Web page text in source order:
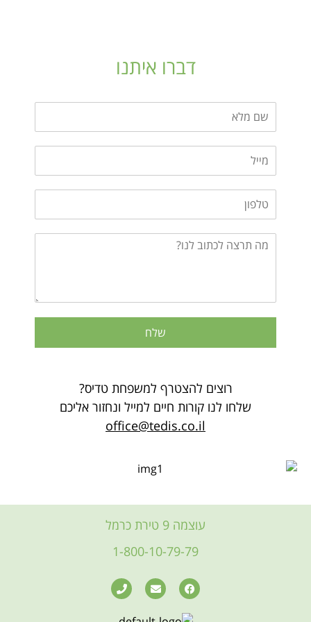
דברו איתנו
שלח
רוצים להצטרף למשפחת טדיס?
שלחו לנו קורות חיים למייל ונחזור אליכם
office@tedis.co.il
עוצמה 9 טירת כרמל
1-800-10-79-79